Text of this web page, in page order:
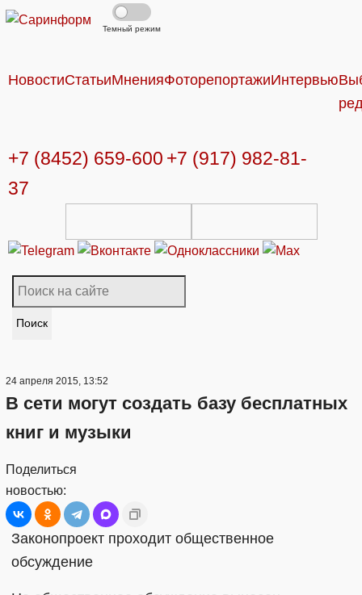
Темный режим
НовостиСтатьиМненияФоторепортажиИнтервью
+7 (8452) 659-600 +7 (917) 982-81-
37
Поиск
24 апреля 2015, 13:52
В сети могут создать базу бесплатных
книг и музыки
Поделиться
новостью:
Законопроект проходит общественное
обсуждение